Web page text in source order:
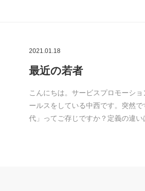
2021.01.18
最近の若者
こんにちは。サービスプロモーシ
ールスをしている中西です。突然
代」ってご存じですか？定義の違い